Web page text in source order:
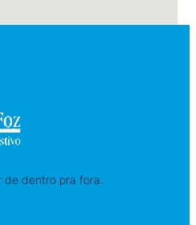
de dentro pra fora.